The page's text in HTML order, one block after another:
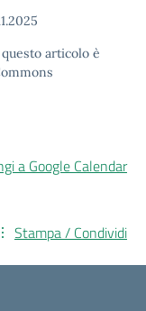
articolo è
a Google Calendar
Stampa / Condividi